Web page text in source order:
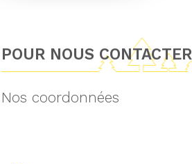
POUR NOUS CONTACTER
Nos coordonnées